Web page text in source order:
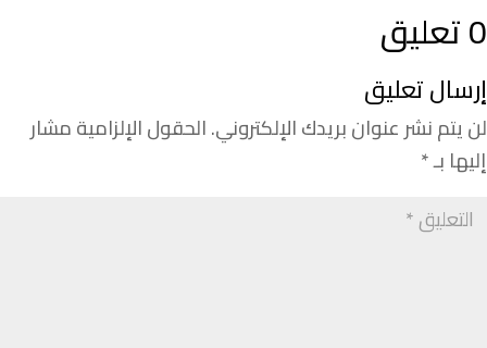
0 تعليق
إرسال تعليق
لن يتم نشر عنوان بريدك الإلكتروني.الحقول الإلزامية مشار
إليها بـ*